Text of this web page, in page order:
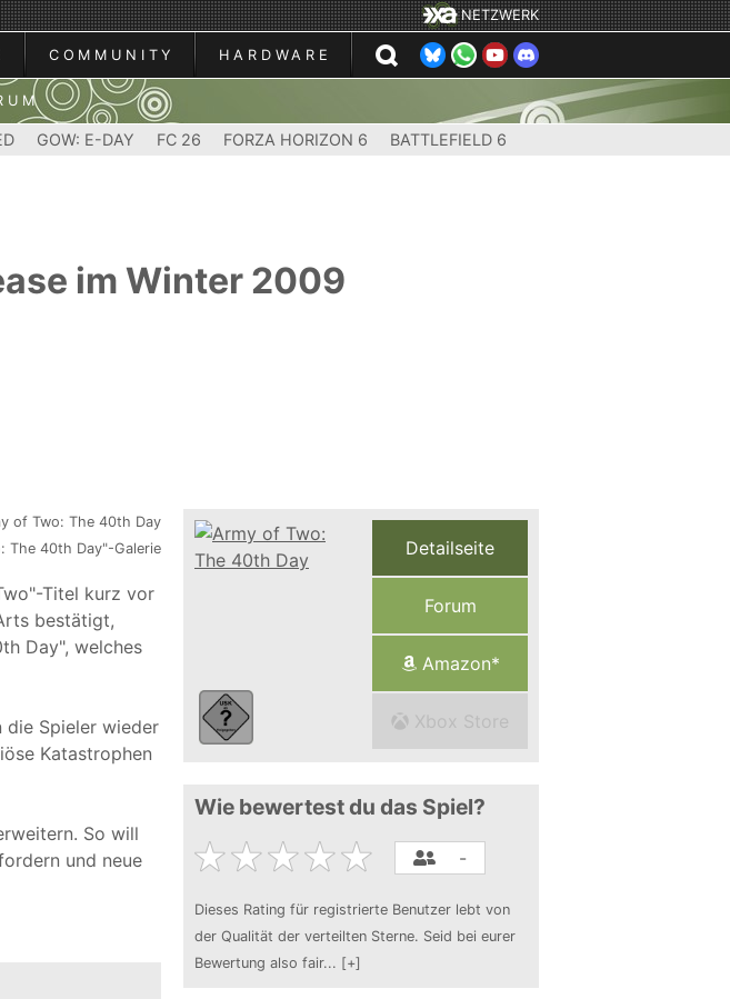
NETZWERK
COMMUNITY HARDWARE
GOW: E-DAY FC 26 FORZA HORIZON 6 BATTLEFIELD 6
im Winter 2009
The 40th Day"-Galerie
Titel kurz vor
bestätigt,
Day", welches
die Spieler wieder
Katastrophen
So will
und neue
Detailseite
Forum
Amazon*
Xbox Store
Wie bewertest du das Spiel?
-
Dieses Rating für registrierte Benutzer lebt von
der Qualität der verteilten Sterne. Seid bei eurer
Bewertung also fair... [+]